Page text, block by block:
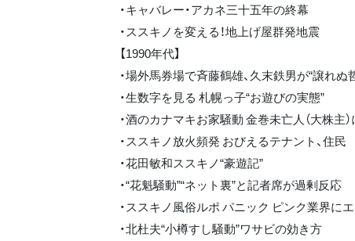
・キャバレー・アカネ三十五年の終幕
・ススキノを変える！地上げ屋群発地震
【1990年代】
・場外馬券場で斉藤鶴雄、久末鉄男が“譲れぬ
・生数字を見る 札幌っ子“お遊びの実態”
・酒のカナマキお家騒動 金巻未亡人（大株主
・ススキノ放火頻発 おびえるテナント、住民
・花田敏和ススキノ“豪遊記”
・“花魁騒動”“ネット裏”と記者席が過剰反応
・ススキノ風俗ルポ パニック ピンク業界に
・北杜夫“小樽すし騒動”ワサビの効き方